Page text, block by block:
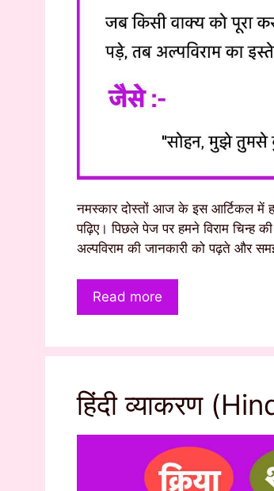
नमस्कार दोस्तों आज के इस आर्टिकल में
पढ़िए। पिछले पेज पर हमने विराम
अल्पविराम की जानकारी को पढ़ते और
Read more
हिंदी व्याकरण